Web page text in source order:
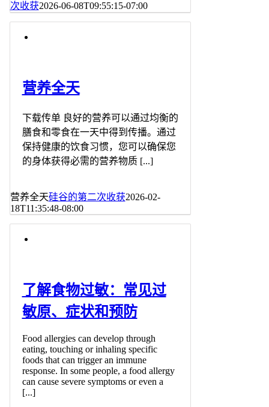
次收获2026-06-08T09:55:15-07:00
营养全天
下载传单 良好的营养可以通过均衡的
膳食和零食在一天中得到传播。通过
保持健康的饮食习惯，您可以确保您
的身体获得必需的营养物质 [...]
营养全天硅谷的第二次收获2026-02-
18T11:35:48-08:00
了解食物过敏：常见过
敏原、症状和预防
Food allergies can develop through
eating, touching or inhaling specific
foods that can trigger an immune
response. In some people, a food allergy
can cause severe symptoms or even a
[...]